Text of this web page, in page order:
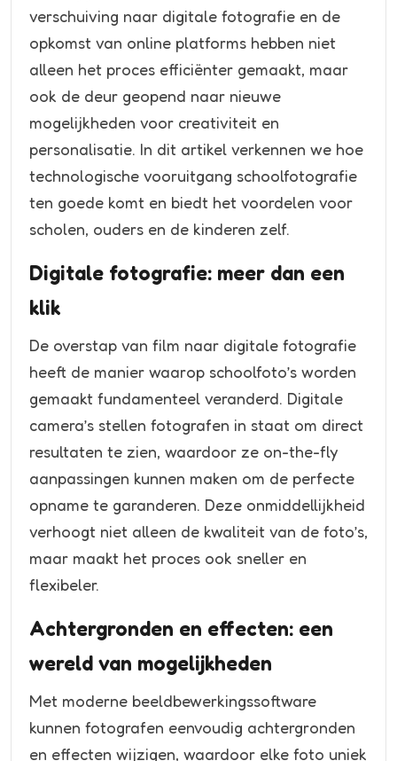
verschuiving naar digitale fotografie en de
opkomst van online platforms hebben niet
alleen het proces efficiënter gemaakt, maar
ook de deur geopend naar nieuwe
mogelijkheden voor creativiteit en
personalisatie. In dit artikel verkennen we hoe
technologische vooruitgang schoolfotografie
ten goede komt en biedt het voordelen voor
scholen, ouders en de kinderen zelf.
Digitale fotografie: meer dan een
klik
De overstap van film naar digitale fotografie
heeft de manier waarop schoolfoto’s worden
gemaakt fundamenteel veranderd. Digitale
camera’s stellen fotografen in staat om direct
resultaten te zien, waardoor ze on-the-fly
aanpassingen kunnen maken om de perfecte
opname te garanderen. Deze onmiddellijkheid
verhoogt niet alleen de kwaliteit van de foto’s,
maar maakt het proces ook sneller en
flexibeler.
Achtergronden en effecten: een
wereld van mogelijkheden
Met moderne beeldbewerkingssoftware
kunnen fotografen eenvoudig achtergronden
en effecten wijzigen, waardoor elke foto uniek